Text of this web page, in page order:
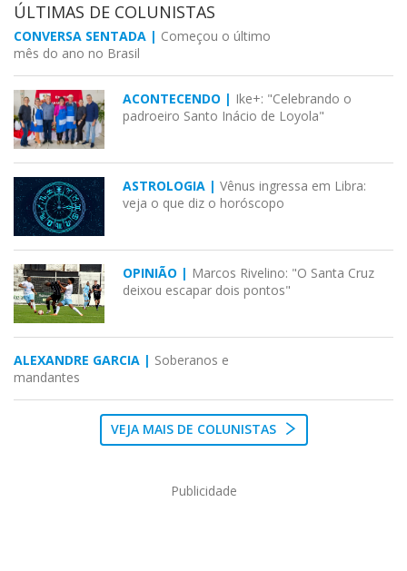
ÚLTIMAS DE COLUNISTAS
CONVERSA SENTADA | Começou o último
mês do ano no Brasil
ACONTECENDO | Ike+: "Celebrando o
padroeiro Santo Inácio de Loyola"
ASTROLOGIA | Vênus ingressa em Libra:
veja o que diz o horóscopo
OPINIÃO | Marcos Rivelino: "O Santa Cruz
deixou escapar dois pontos"
ALEXANDRE GARCIA | Soberanos e
mandantes
VEJA MAIS DE COLUNISTAS
Publicidade